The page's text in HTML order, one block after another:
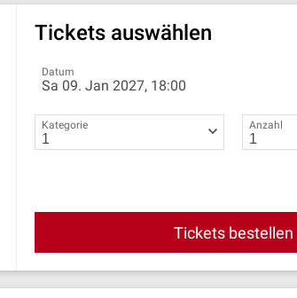
Tickets auswählen
Datum
Sa 09. Jan 2027, 18:00
Kategorie Anzahl
Tickets bestellen